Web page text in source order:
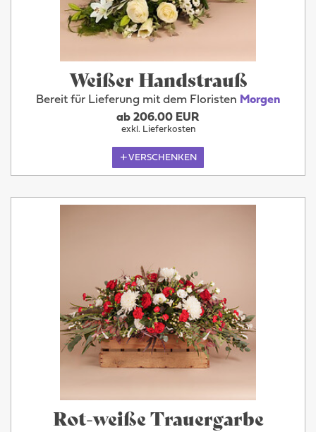
Weißer Handstrauß
Bereit für Lieferung mit dem Floristen Morgen
ab 206.00 EUR
exkl. Lieferkosten
VERSCHENKEN
Rot-weiße Trauergarbe